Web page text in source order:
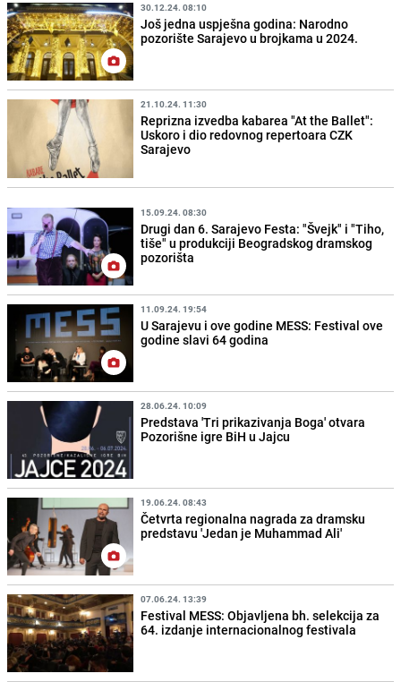
30.12.24. 08:10
Još jedna uspješna godina: Narodno
pozorište Sarajevo u brojkama u 2024.
21.10.24. 11:30
Reprizna izvedba kabarea "At the Ballet":
Uskoro i dio redovnog repertoara CZK
Sarajevo
15.09.24. 08:30
Drugi dan 6. Sarajevo Festa: "Švejk" i "Tiho,
tiše" u produkciji Beogradskog dramskog
pozorišta
11.09.24. 19:54
U Sarajevu i ove godine MESS: Festival ove
godine slavi 64 godina
28.06.24. 10:09
Predstava 'Tri prikazivanja Boga' otvara
Pozorišne igre BiH u Jajcu
19.06.24. 08:43
Četvrta regionalna nagrada za dramsku
predstavu 'Jedan je Muhammad Ali'
07.06.24. 13:39
Festival MESS: Objavljena bh. selekcija za
64. izdanje internacionalnog festivala